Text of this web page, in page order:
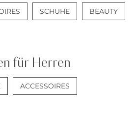
SCHUHE BEAUTY
für Herren
ACCESSOIRES